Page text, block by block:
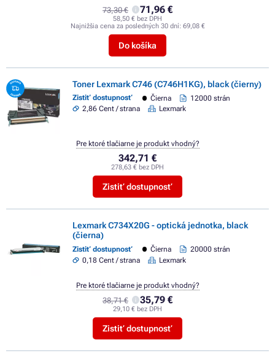
73,30 € 71,96 €
58,50 € bez DPH
Najnižšia cena za posledných 30 dní: 69,08 €
Do košíka
Toner Lexmark C746 (C746H1KG), black (čierny)
Zistiť dostupnosť Čierna
12000 strán
2,86 Cent / strana
Lexmark
342,71 €
278,63 € bez DPH
Zistiť dostupnosť
Pre ktoré tlačiarne je produkt vhodný?
Lexmark C734X20G - optická jednotka, black
(čierna)
Zistiť dostupnosť Čierna
20000 strán
0,18 Cent / strana
Lexmark
38,71 € 35,79 €
29,10 € bez DPH
Zistiť dostupnosť
Pre ktoré tlačiarne je produkt vhodný?